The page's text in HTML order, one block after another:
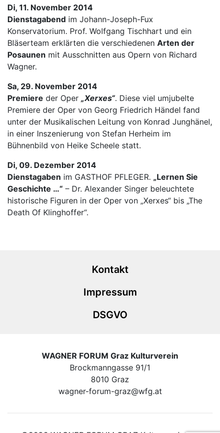
Di, 11. November 2014
Dienstagabend im Johann-Joseph-Fux
Konservatorium. Prof. Wolfgang Tischhart und ein
Bläserteam erklärten die verschiedenen Arten der
Posaunen mit Ausschnitten aus Opern von Richard
Wagner.
Sa, 29. November 2014
Premiere der Oper „Xerxes“. Diese viel umjubelte
Premiere der Oper von Georg Friedrich Händel fand
unter der Musikalischen Leitung von Konrad Junghänel,
in einer Inszenierung von Stefan Herheim im
Bühnenbild von Heike Scheele statt.
Di, 09. Dezember 2014
Dienstagaben im GASTHOF PFLEGER. „Lernen Sie
Geschichte …“ – Dr. Alexander Singer beleuchtete
historische Figuren in der Oper von „Xerxes“ bis „The
Death Of Klinghoffer“.
Kontakt
Impressum
DSGVO
WAGNER FORUM Graz Kulturverein
Brockmanngasse 91/1
8010 Graz
wagner-forum-graz@wfg.at